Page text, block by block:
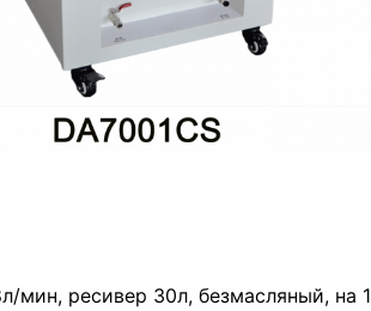
мин, ресивер 30л, безмасляный, на 1